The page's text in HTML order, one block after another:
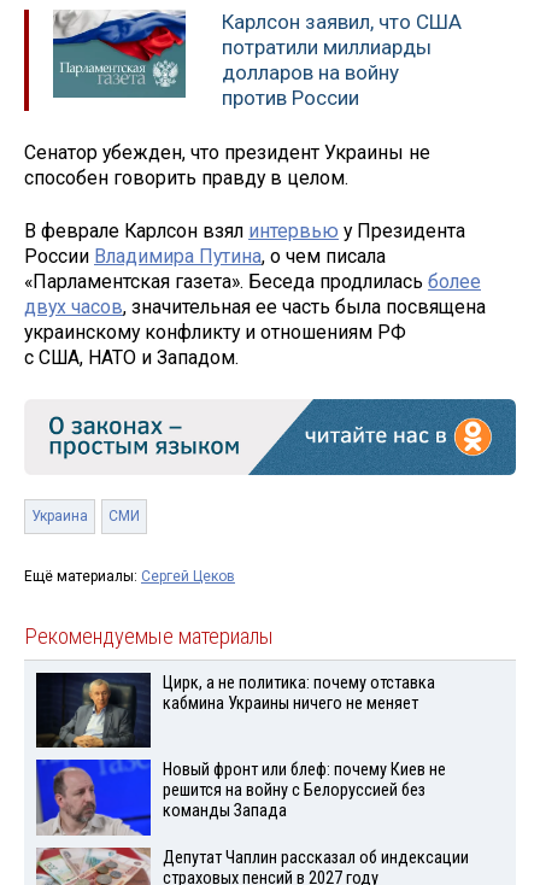
Карлсон заявил, что США
потратили миллиарды
долларов на войну
против России
Сенатор убежден, что президент Украины не
способен говорить правду в целом.
В феврале Карлсон взял интервью у Президента
России Владимира Путина, о чем писала
«Парламентская газета». Беседа продлилась более
двух часов, значительная ее часть была посвящена
украинскому конфликту и отношениям РФ
с США, НАТО и Западом.
Украина СМИ
Ещё материалы: Сергей Цеков
Рекомендуемые материалы
Цирк, а не политика: почему отставка
кабмина Украины ничего не меняет
Новый фронт или блеф: почему Киев не
решится на войну с Белоруссией без
команды Запада
Депутат Чаплин рассказал об индексации
страховых пенсий в 2027 году